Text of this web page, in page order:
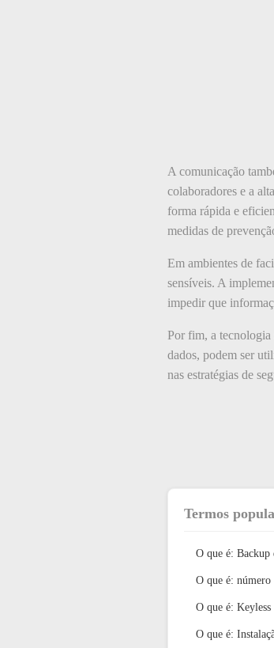
A comunicação
colaboradores e a
forma rápida e
medidas de
Em ambientes de
sensíveis. A
impedir que
Por fim, a tecnologia
dados, podem ser
nas estratégias de
Termos
O que é: Backup
O que é: número
O que é: Keyless
O que é: